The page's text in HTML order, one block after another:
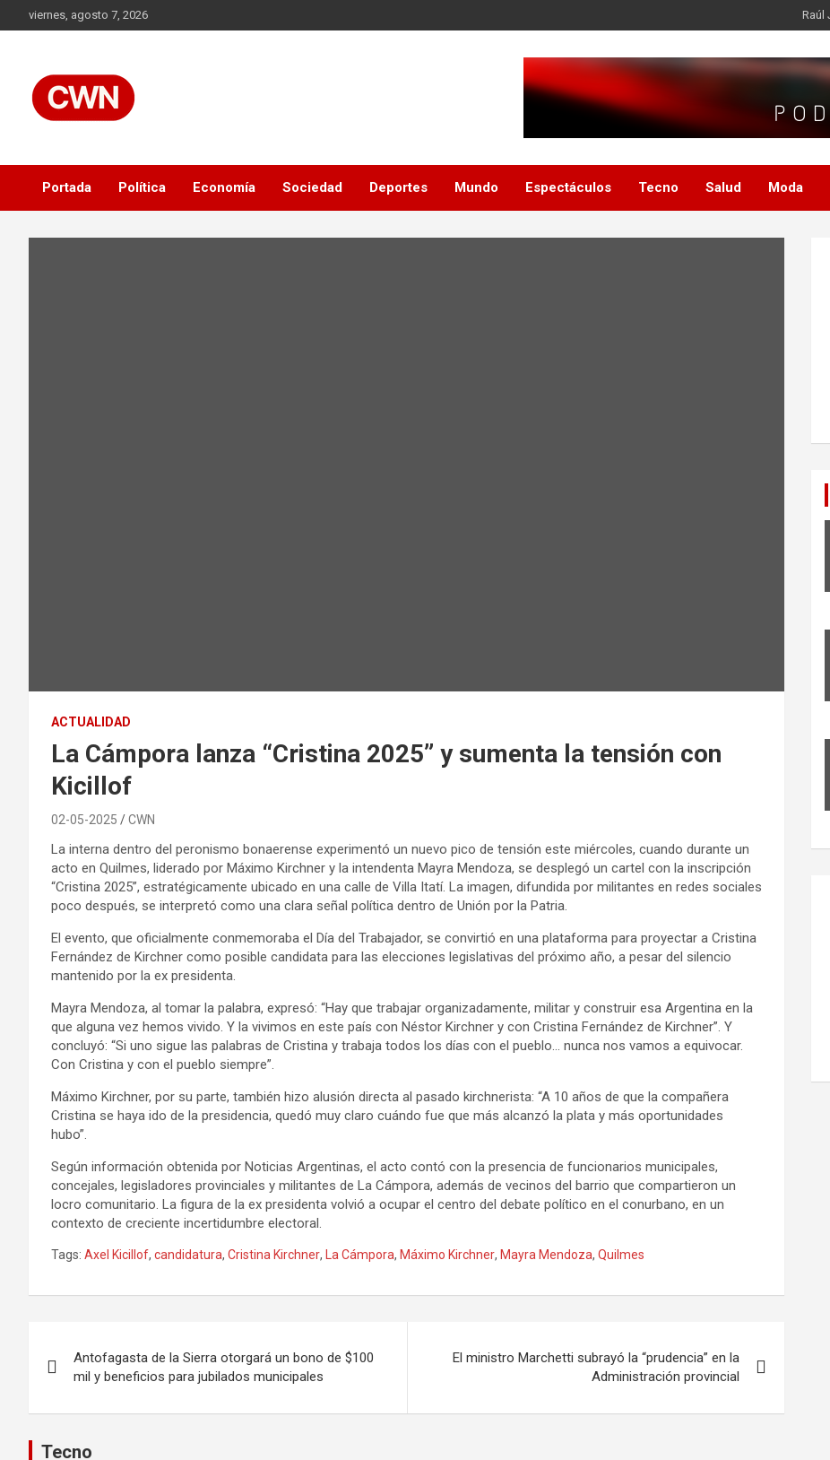
to
viernes, agosto 7, 2026 Raúl
Portada Política Economía Sociedad Deportes Mundo Espectáculos Tecno Salud Moda
ACTUALIDAD
La Cámpora lanza “Cristina 2025” y sumenta la tensión con
Kicillof
02-05-2025 CWN
La interna dentro del peronismo bonaerense experimentó un nuevo pico de tensión este miércoles, cuando durante un
acto en Quilmes, liderado por Máximo Kirchner y la intendenta Mayra Mendoza, se desplegó un cartel con la inscripción
“Cristina 2025”, estratégicamente ubicado en una calle de Villa Itatí. La imagen, difundida por militantes en redes sociales
poco después, se interpretó como una clara señal política dentro de Unión por la Patria.
El evento, que oficialmente conmemoraba el Día del Trabajador, se convirtió en una plataforma para proyectar a Cristina
Fernández de Kirchner como posible candidata para las elecciones legislativas del próximo año, a pesar del silencio
mantenido por la ex presidenta.
Mayra Mendoza, al tomar la palabra, expresó: “Hay que trabajar organizadamente, militar y construir esa Argentina en la
que alguna vez hemos vivido. Y la vivimos en este país con Néstor Kirchner y con Cristina Fernández de Kirchner”. Y
concluyó: “Si uno sigue las palabras de Cristina y trabaja todos los días con el pueblo… nunca nos vamos a equivocar.
Con Cristina y con el pueblo siempre”.
Máximo Kirchner, por su parte, también hizo alusión directa al pasado kirchnerista: “A 10 años de que la compañera
Cristina se haya ido de la presidencia, quedó muy claro cuándo fue que más alcanzó la plata y más oportunidades
hubo”.
Según información obtenida por Noticias Argentinas, el acto contó con la presencia de funcionarios municipales,
concejales, legisladores provinciales y militantes de La Cámpora, además de vecinos del barrio que compartieron un
locro comunitario. La figura de la ex presidenta volvió a ocupar el centro del debate político en el conurbano, en un
contexto de creciente incertidumbre electoral.
Tags: Axel Kicillof, candidatura, Cristina Kirchner, La Cámpora, Máximo Kirchner, Mayra Mendoza, Quilmes
de
entradas
Antofagasta de la Sierra otorgará un bono de $100
mil y beneficios para jubilados municipales
El ministro Marchetti subrayó la “prudencia” en la
Administración provincial
Tecno